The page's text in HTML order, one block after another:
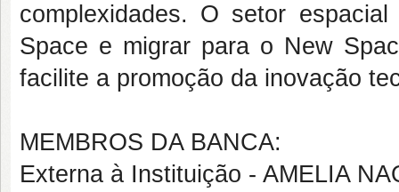
complexidades. O setor
Space e migrar para o New
facilite a promoção da inovação
MEMBROS DA BANCA:
Externa à Instituição - AMELIA